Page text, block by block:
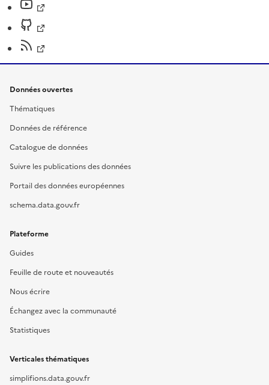
Données ouvertes
Thématiques
Données de référence
Catalogue de données
Suivre les publications des données
Portail des données européennes
schema.data.gouv.fr
Plateforme
Guides
Feuille de route et nouveautés
Nous écrire
Échangez avec la communauté
Statistiques
Verticales thématiques
simplifions.data.gouv.fr